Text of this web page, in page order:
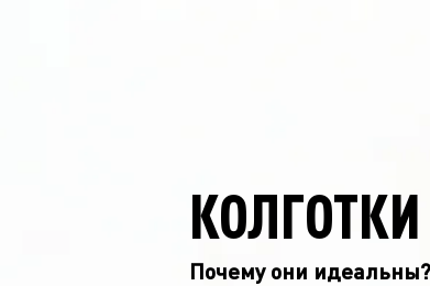
КОЛГОТКИ
Почему они идеальны?